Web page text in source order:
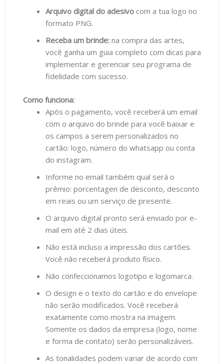
Arquivo digital do adesivo com a tua logo no
formato PNG.
Receba um brinde: na compra das artes,
você ganha um guia completo com dicas para
implementar e gerenciar seu programa de
fidelidade com sucesso.
Como funciona:
Após o pagamento, você receberá um email
com o arquivo do brinde para você baixar e
os campos a serem personalizados no
cartão: logo, número do whatsapp ou conta
do instagram.
Informe no email também qual será o
prêmio: porcentagen de desconto, desconto
em reais ou um serviço de presente.
O arquivo digital pronto será enviado por e-
mail em até 2 dias úteis.
Não está incluso a impressão dos cartões.
Você não receberá produto físico.
Não confeccionamos logotipo e logomarca.
O design e o texto do cartão e do envelope
não serão modificados. Você receberá
exatamente como mostra na imagem.
Somente os dados da empresa (logo, nome
e forma de contato) serão personalizáveis.
As tonalidades podem variar de acordo com